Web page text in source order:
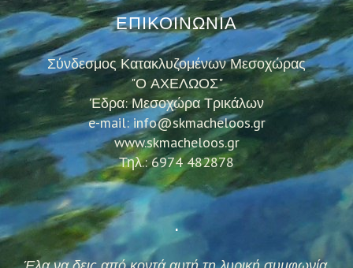
ΕΠΙΚΟΙΝΩΝΙΑ
Σύνδεσμος Κατακλυζομένων Μεσοχώρας
"Ο ΑΧΕΛΩΟΣ"
Έδρα: Μεσοχώρα Τρικάλων
e-mail: info@skmacheloos.gr
www.skmacheloos.gr
Τηλ.: 6974 482878
.